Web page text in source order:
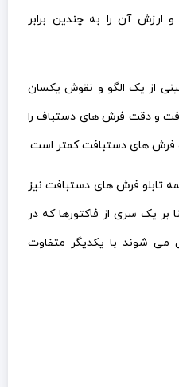
ارزش آن را به چندین برابر
از یک الگو و نقوش یکسان
و دقت فرش های دستباف را
فرش های دستبافت کمتر است.
تابلو فرش های دستبافت نیز
بر یک سری از فاکتورها که در
می شوند با یکدیگر متفاوت